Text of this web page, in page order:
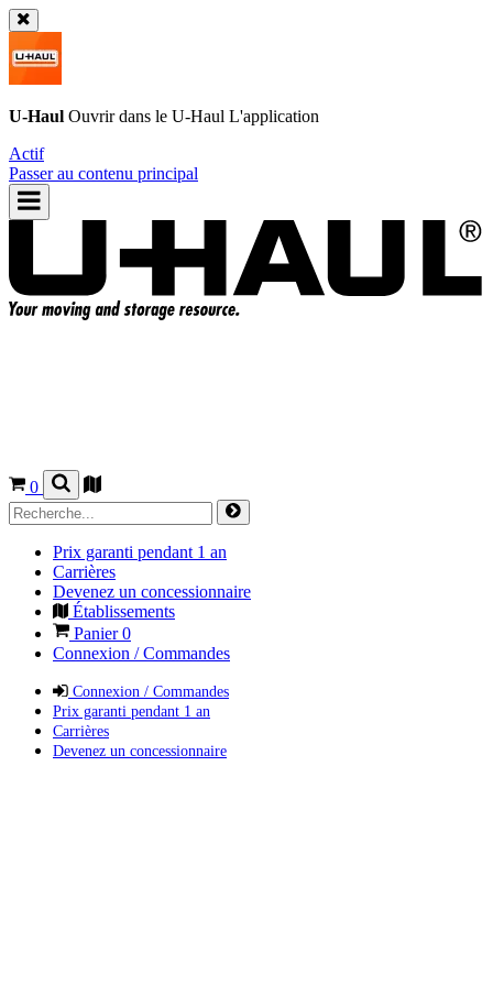
U-Haul Ouvrir dans le U-Haul L'application
Actif
Passer au contenu principal
0
Prix garanti pendant 1 an
Carrières
Devenez un concessionnaire
Établissements
Panier0
Connexion / Commandes
Connexion / Commandes
Prix garanti pendant 1 an
Carrières
Devenez un concessionnaire